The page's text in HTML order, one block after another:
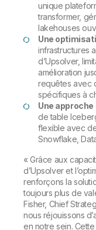
unique
transformer,
lakehouses
Une
infrastructures
d’Upsolver,
amélioration
requêtes avec
spécifiques à
Une
de table
flexible avec
Snowflake,
«Grâce aux
d’Upsolver et
renforçons la
toujours plus de
Fisher, Chief
nous réjouissons
en notre sein.